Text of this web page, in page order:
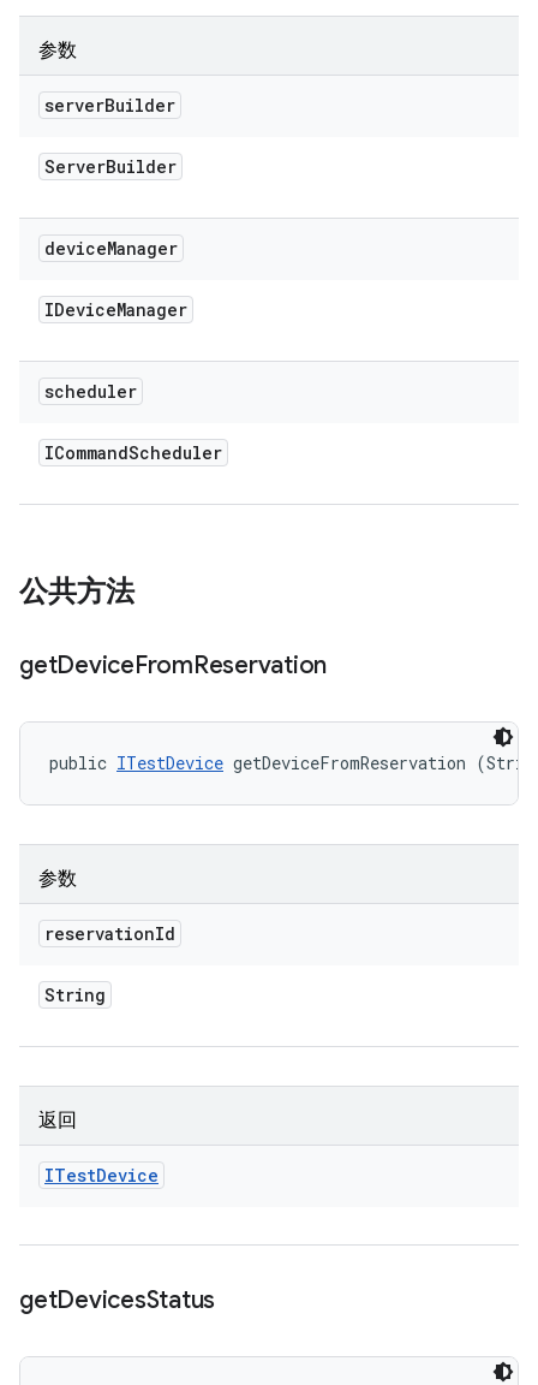
参数
serverBuilder
ServerBuilder
deviceManager
IDeviceManager
scheduler
ICommandScheduler
公共方法
getDeviceFromReservation
public ITestDevice getDeviceFromReservation
参数
reservationId
String
返回
ITestDevice
getDevicesStatus